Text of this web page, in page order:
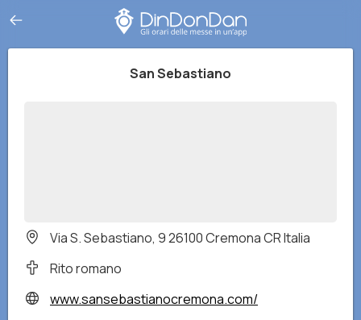
San Sebastiano
Via S. Sebastiano, 9 26100 Cremona CR Italia
Rito romano
www.sansebastianocremona.com/